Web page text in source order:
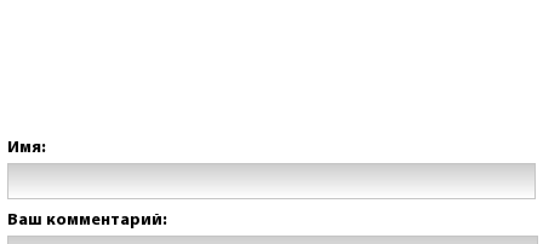
Имя:
Ваш комментарий: